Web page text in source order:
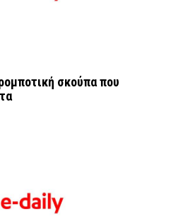
σκούπα που